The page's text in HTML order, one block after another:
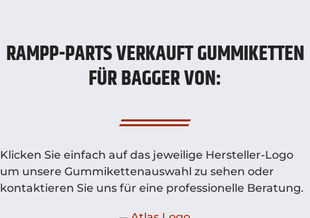
RAMPP-PARTS VERKAUFT GUMMIKETTEN
FÜR BAGGER VON:
Klicken Sie einfach auf das jeweilige Hersteller-Logo
um unsere Gummikettenauswahl zu sehen oder
kontaktieren Sie uns für eine professionelle Beratung.